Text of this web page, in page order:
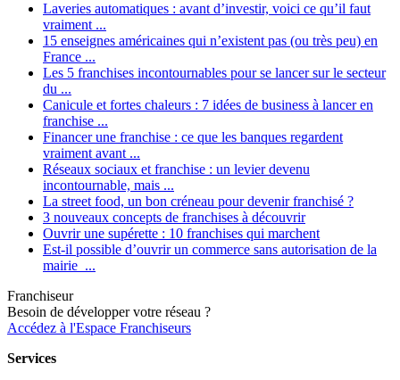
Laveries automatiques : avant d’investir, voici ce qu’il faut
vraiment ...
15 enseignes américaines qui n’existent pas (ou très peu) en
France ...
Les 5 franchises incontournables pour se lancer sur le secteur
du ...
Canicule et fortes chaleurs : 7 idées de business à lancer en
franchise ...
Financer une franchise : ce que les banques regardent
vraiment avant ...
Réseaux sociaux et franchise : un levier devenu
incontournable, mais ...
La street food, un bon créneau pour devenir franchisé ?
3 nouveaux concepts de franchises à découvrir
Ouvrir une supérette : 10 franchises qui marchent
Est-il possible d’ouvrir un commerce sans autorisation de la
mairie ...
Franchiseur
Besoin de développer votre réseau ?
Accédez à l'Espace Franchiseurs
Services